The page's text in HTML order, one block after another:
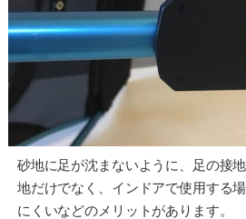
砂地に足が沈まないように、足の接
地だけでなく、インドアで使用する
にくいなどのメリットがあります。